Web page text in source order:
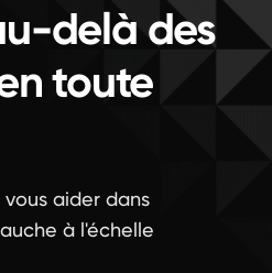
delà des
toute
vous aider dans
à l'échelle